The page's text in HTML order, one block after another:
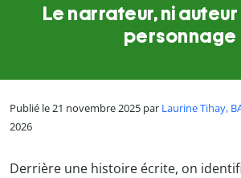
Le narrateur, ni auteur
personnage
Publié le 21 novembre 2025 par Laurine Tihay,
2026
Derrière une histoire écrite, on